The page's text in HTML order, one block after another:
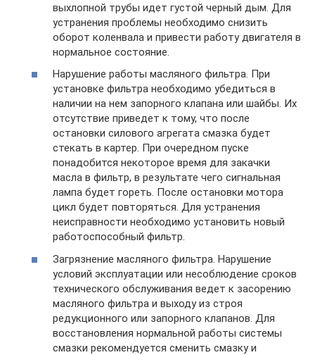
выхлопной трубы идет густой черный дым. Для
устранения проблемы необходимо снизить
оборот коленвала и привести работу двигателя в
нормальное состояние.
Нарушение работы масляного фильтра. При
установке фильтра необходимо убедиться в
наличии на нем запорного клапана или шайбы. Их
отсутствие приведет к тому, что после
остановки силового агрегата смазка будет
стекать в картер. При очередном пуске
понадобится некоторое время для закачки
масла в фильтр, в результате чего сигнальная
лампа будет гореть. После остановки мотора
цикл будет повторяться. Для устранения
неисправности необходимо установить новый
работоспособный фильтр.
Загрязнение масляного фильтра. Нарушение
условий эксплуатации или несоблюдение сроков
технического обслуживания ведет к засорению
масляного фильтра и выходу из строя
редукционного или запорного клапанов. Для
восстановления нормальной работы системы
смазки рекомендуется сменить смазку и